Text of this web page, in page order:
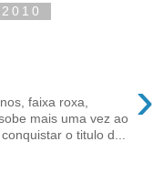
›
faixa roxa,
mais uma vez ao
o titulo d...